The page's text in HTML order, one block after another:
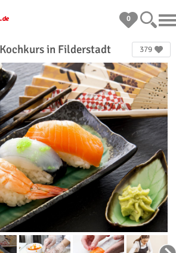
0
in Filderstadt 379